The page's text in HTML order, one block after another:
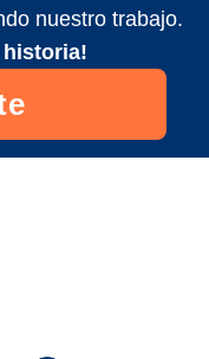
nuestro trabajo.
historia!